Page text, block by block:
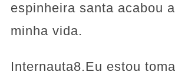
espinheira santa acabou
minha vida.
Internauta8.Eu estou